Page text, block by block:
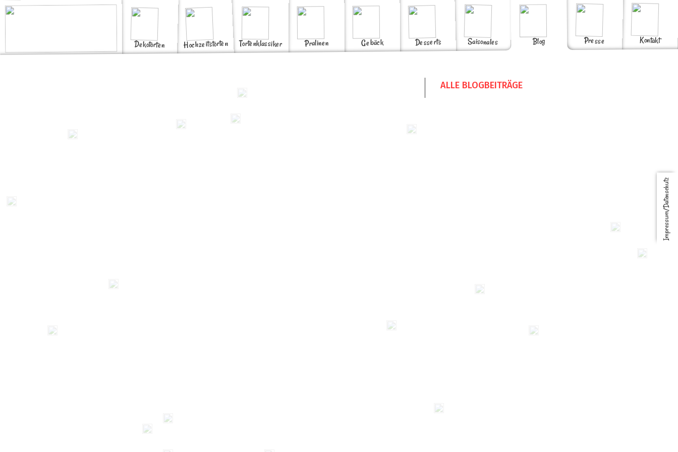
Dekotorten Hochzeitstorten Tortenklassiker Pralinen Gebäck Desserts Saisonales Blog Presse Kontakt
ALLE BLOGBEITRÄGE
Impressum/Datenschutz